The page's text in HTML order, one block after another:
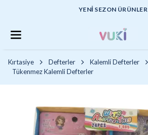
YENI SEZON ÜRÜNLER
Kırtasiye Defterler
Kalemli Defterler
Tükenmez Kalemli Defterler